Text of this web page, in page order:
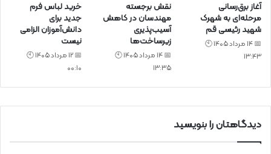
آغاز برق‌رسانی
مرحله‌ای به شهرک
شهید رئیسی قم
📅 14 مرداد 1405 🕙
13:43
نقش برجسته
مهندسان در کاهش
آسیب‌پذیری
زیرساخت‌ها
📅 14 مرداد 1405 🕙
13:35
خرید لباس فرم
جدید برای
دانش‌آموزان الزامی
نیست
📅 12 مرداد 1405 🕙
00:10
دیدگاهتان را بنویسید